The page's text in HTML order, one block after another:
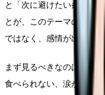
と「次に避けたい条件」
とが、このテーマの入口
ではなく、感情が出た背
まず見るべきなのは、退
食べられない、涙が止ま